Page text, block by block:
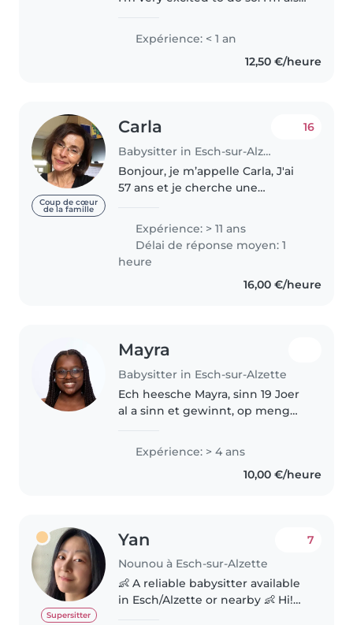
responsible person! I love
drawing as a hobby and doing
other crafts like origami etc.
Expérience: < 1 an
12,50 €/heure
Coup de cœur
de la famille
Carla
Babysitter in Esch-sur-Alzette
16
Bonjour, je m’appelle Carla, J'ai
57 ans et je cherche une
suis diplômée en psychologie et
mère de deux filles adultes. J'ai
des expériences d'éducatrice..
Expérience: > 11 ans
Délai de réponse moyen: 1
heure
16,00 €/heure
Mayra
Babysitter in Esch-sur-Alzette
Ech heesche Mayra, sinn 19 Joer
al a sinn et gewinnt, op meng
ech an der Crèche zu Reiland.
Ech sinn gedëlleg, zouverlässeg..
Expérience: > 4 ans
10,00 €/heure
Supersitter
Yan
Nounou à Esch-sur-Alzette
7
👶 A reliable babysitter available
in Esch/Alzette or nearby 👶 Hi!